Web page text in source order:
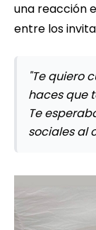
una reacción
entre los
"Te quiero
haces que
Te
sociales al